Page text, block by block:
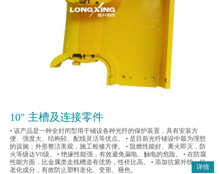
10" 主槽及连接零件
• 该产品是一种全封闭型用于铺设各种光纤的保护装置，具有安装方
便、强度大、结构轻、配线灵活等优点。 • 是目前光纤铺设中最为理想
的设施；外形整洁美观，施工检修方便。 • 阻燃性能好、离火即灭，防
火等级达V0级。 • 绝缘性能强，有效避免漏电、触电的危险。 • 在防腐
性能方面，比金属类走线槽道有优势，性价比高。 • 添加抗紫外线、抗
老化成分，有效防止塑料老化、变形、褪色。
详情